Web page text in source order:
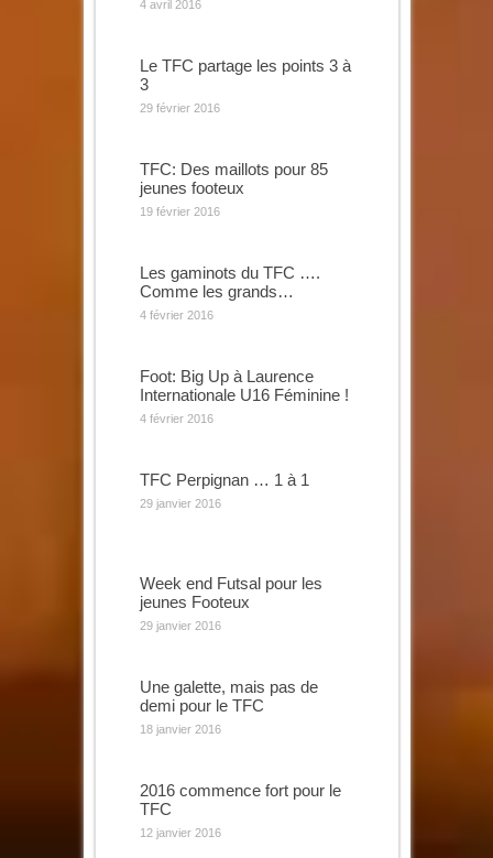
4 avril 2016
Le TFC partage les points 3 à
3
29 février 2016
TFC: Des maillots pour 85
jeunes footeux
19 février 2016
Les gaminots du TFC ….
Comme les grands…
4 février 2016
Foot: Big Up à Laurence
Internationale U16 Féminine !
4 février 2016
TFC Perpignan … 1 à 1
29 janvier 2016
Week end Futsal pour les
jeunes Footeux
29 janvier 2016
Une galette, mais pas de
demi pour le TFC
18 janvier 2016
2016 commence fort pour le
TFC
12 janvier 2016